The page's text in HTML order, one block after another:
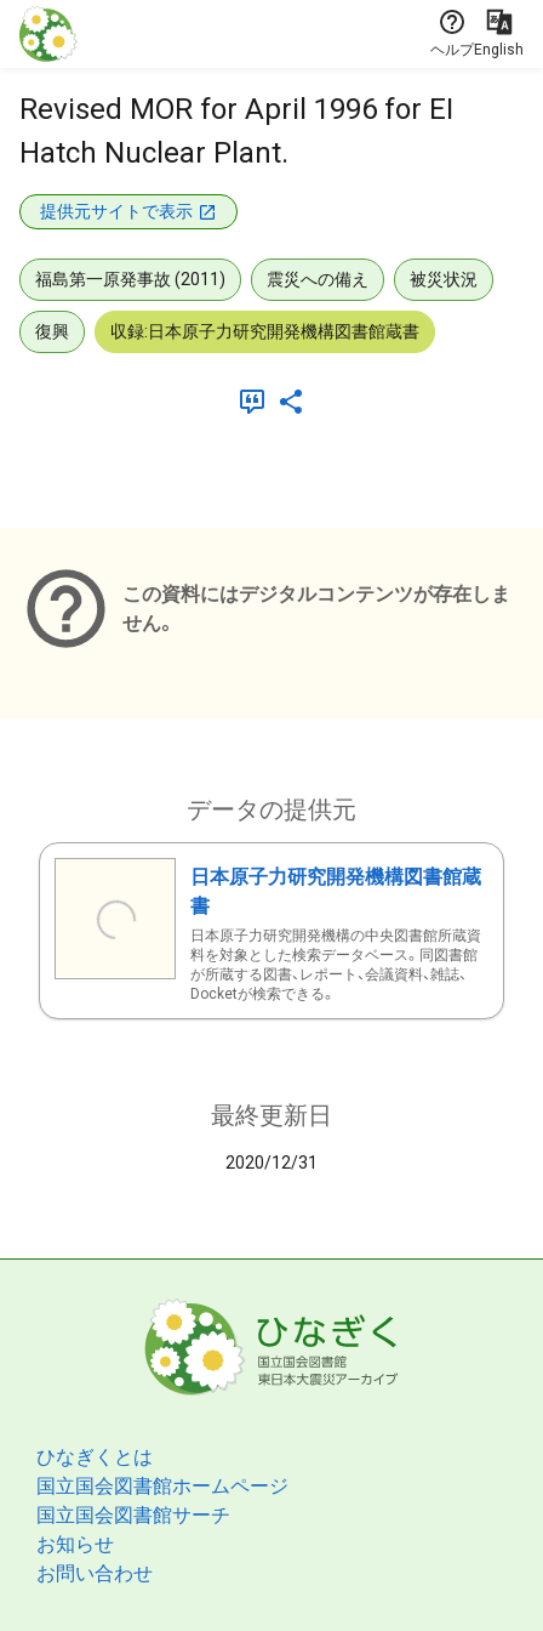
本文に飛ぶ
ヘルプEnglish
Revised MOR for April 1996 for EI
Hatch Nuclear Plant.
提供元サイトで表示
福島第一原発事故 (2011) 震災への備え 被災状況
復興 収録:日本原子力研究開発機構図書館蔵書
この資料にはデジタルコンテンツが存在しま
せん。
データの提供元
日本原子力研究開発機構図書館蔵
書
日本原子力研究開発機構の中央図書館所蔵資
料を対象とした検索データベース。同図書館
が所蔵する図書、レポート、会議資料、雑誌、
Docketが検索できる。
最終更新日
2020/12/31
ひなぎくとは
国立国会図書館ホームページ
国立国会図書館サーチ
お知らせ
お問い合わせ